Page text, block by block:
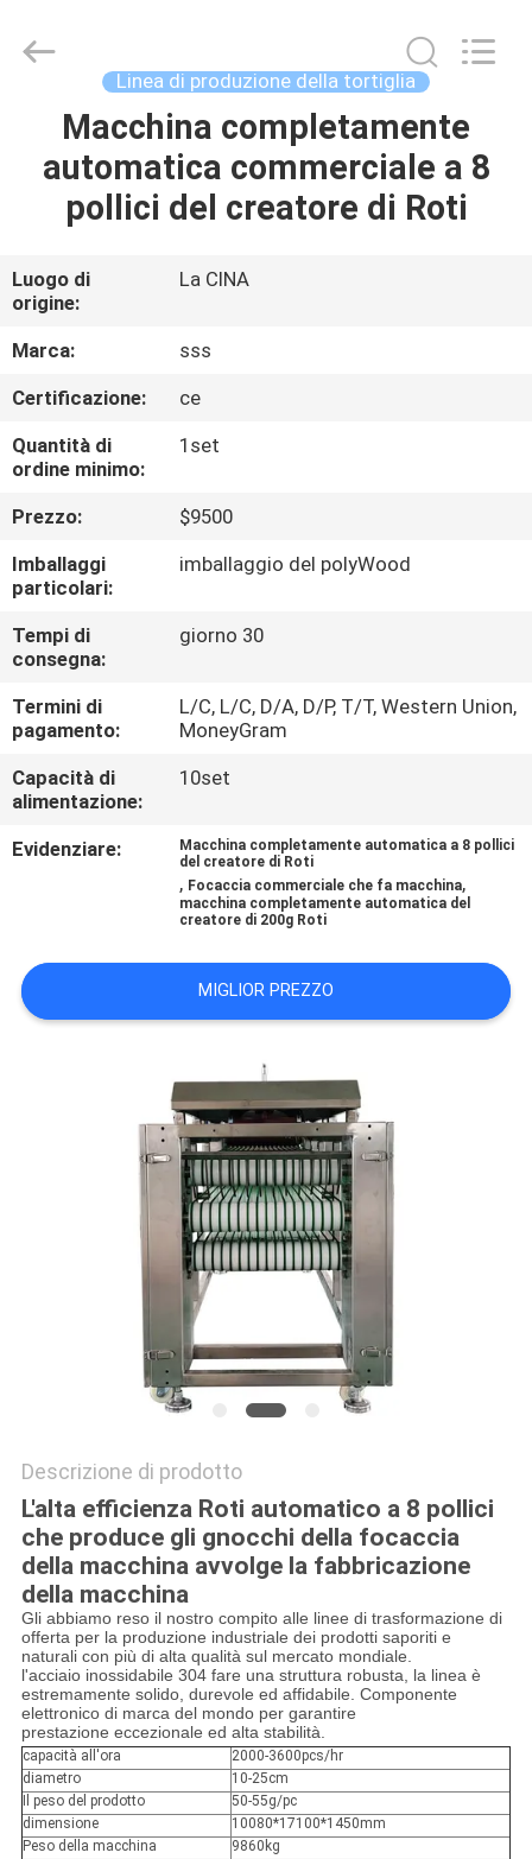
CASA.
PRODOTTI
VIDEO
SU
DI
NOI
VISITA
ALLA
FABBRICA
CONTROLLO
DELLA
QUALITÀ
CHIEDI UN
MAPPA
Machinery
Technology
Linea di produzione della tortiglia
Macchina completamente
automatica commerciale a 8
pollici del creatore di Roti
Luogo di
origine:
La CINA
Marca:
sss
Certificazione:
ce
Quantità di
ordine minimo:
1set
Prezzo:
$9500
Imballaggi
particolari:
imballaggio del polyWood
Tempi di
consegna:
giorno 30
Termini di
pagamento:
L/C, L/C, D/A, D/P, T/T, Western Union,
MoneyGram
Capacità di
alimentazione:
10set
Evidenziare:
Macchina completamente automatica a 8 pollici
del creatore di Roti
, Focaccia commerciale che fa macchina,
macchina completamente automatica del
creatore di 200g Roti
MIGLIOR PREZZO
Descrizione di prodotto
L'alta efficienza Roti automatico a 8 pollici
che produce gli gnocchi della focaccia
della macchina avvolge la fabbricazione
della macchina
Gli abbiamo reso il nostro compito alle linee di trasformazione di
offerta per la produzione industriale dei prodotti saporiti e
naturali con più di alta qualità sul mercato mondiale.
l'acciaio inossidabile 304 fare una struttura robusta, la linea è
estremamente solido, durevole ed affidabile. Componente
elettronico di marca del mondo per garantire
prestazione eccezionale ed alta stabilità.
capacità all'ora
2000-3600pcs/hr
diametro
10-25cm
Il peso del prodotto
50-55g/pc
dimensione
10080*17100*1450mm
Peso della macchina
9860kg